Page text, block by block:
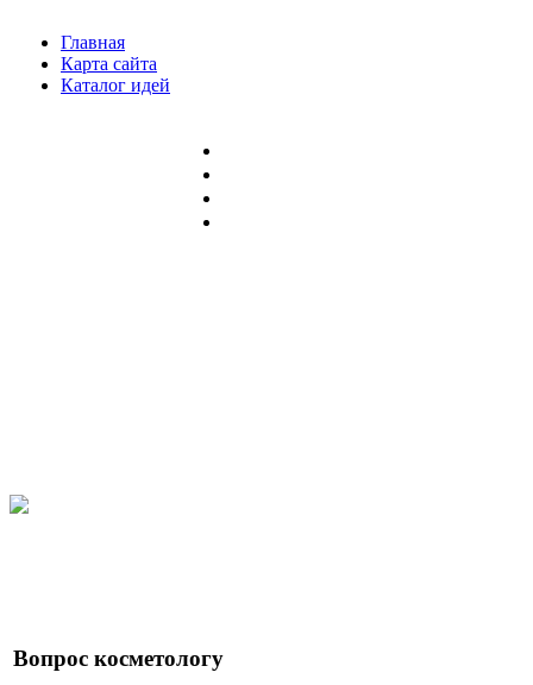
Главная
Карта сайта
Каталог идей
Вопрос косметологу